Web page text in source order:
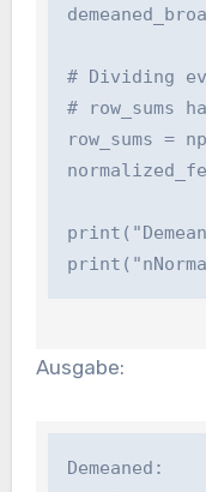
# Dividing
#
row_sums =
Ausgabe:
Demeaned: